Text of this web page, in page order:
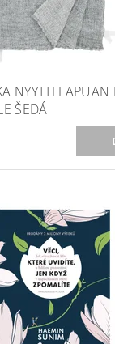
NYYTTI LAPUAN
ŠEDÁ